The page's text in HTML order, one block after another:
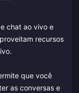
chat ao vivo e
recursos
que você
as conversas e